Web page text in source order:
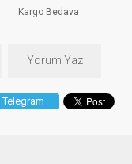
Kargo Bedava
Yorum Yaz
Telegram